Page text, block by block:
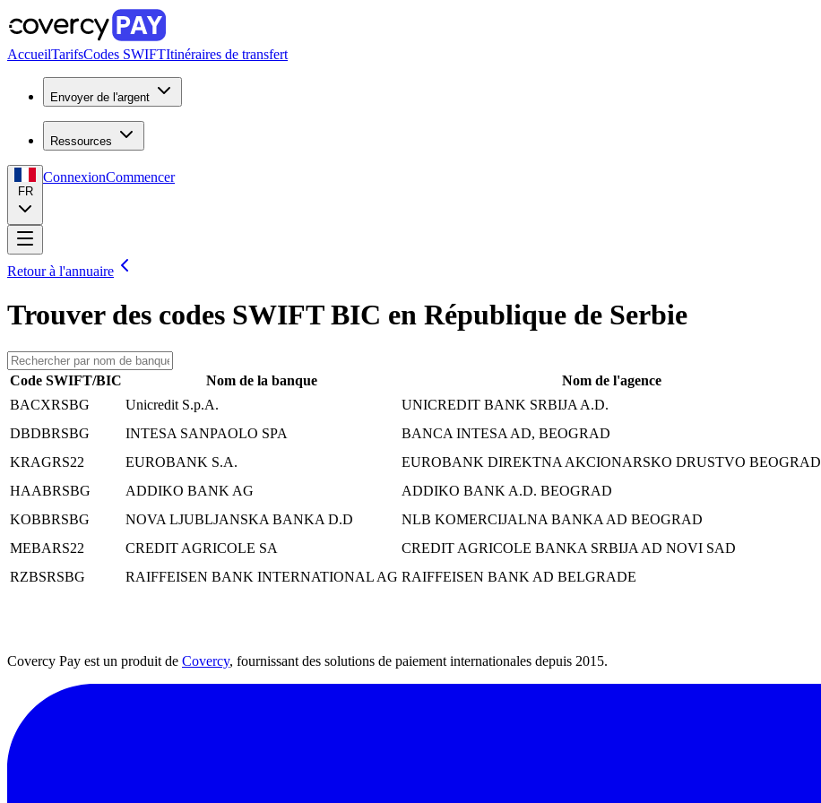
AccueilTarifsCodes SWIFTItinéraires de transfert
Envoyer de l'argent
Ressources
FR
ConnexionCommencer
Retour à l'annuaire
Trouver des codes SWIFT BIC en République de Serbie
Code SWIFT/BIC Nom de la banque Nom de l'agence
BACXRSBG
Unicredit S.p.A. UNICREDIT BANK SRBIJA A.D.
DBDBRSBG
INTESA SANPAOLO SPA BANCA INTESA AD, BEOGRAD
KRAGRS22
EUROBANK S.A. EUROBANK DIREKTNA AKCIONARSKO DRUSTVO BEOGRAD
HAABRSBG
ADDIKO BANK AG ADDIKO BANK A.D. BEOGRAD
KOBBRSBG
NOVA LJUBLJANSKA BANKA D.D NLB KOMERCIJALNA BANKA AD BEOGRAD
MEBARS22
CREDIT AGRICOLE SA CREDIT AGRICOLE BANKA SRBIJA AD NOVI SAD
RZBSRSBG
RAIFFEISEN BANK INTERNATIONAL AG RAIFFEISEN BANK AD BELGRADE
Covercy Pay est un produit de Covercy, fournissant des solutions de paiement internationales depuis 2015.